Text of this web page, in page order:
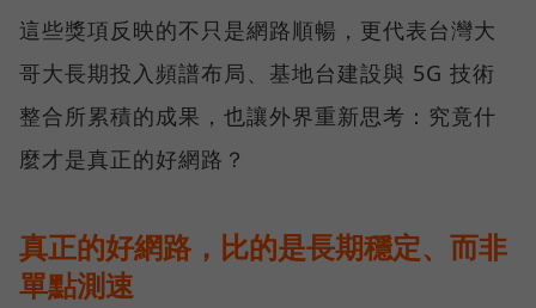
這些獎項反映的不只是網路順暢，更代表台灣大
哥大長期投入頻譜布局、基地台建設與 5G 技術
整合所累積的成果，也讓外界重新思考：究竟什
麼才是真正的好網路？
真正的好網路，比的是長期穩定、而非
單點測速